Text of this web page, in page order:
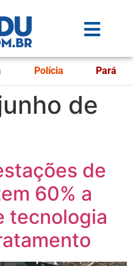
Polícia Pará
de
de
60% a
tecnologia